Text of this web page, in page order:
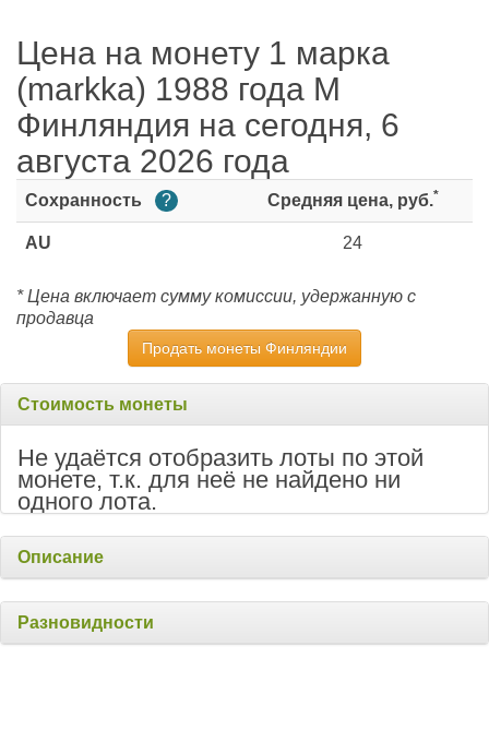
Цена на монету 1 марка
(markka) 1988 года М
Финляндия на сегодня, 6
августа 2026 года
Сохранность ? Средняя цена, руб.*
AU 24
* Цена включает сумму комиссии, удержанную с
продавца
Продать монеты Финляндии
Стоимость монеты
Не удаётся отобразить лоты по этой
монете, т.к. для неё не найдено ни
одного лота.
Описание
Разновидности